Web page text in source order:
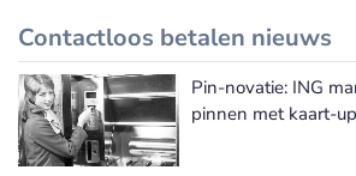
Contactloos betalen nieuws
Meer
Pin-novatie: ING
pinnen met kaart-